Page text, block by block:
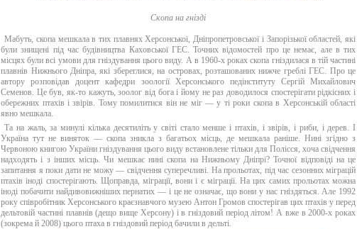
Скопа на гнізді
Мабуть, скопа мешкала в тих плавнях Херсонської, Дніпропетровської і Запорізької областей, які
були знищені під час будівництва Каховської ГЕС. Точних відомостей про це немає, але в тих
місцях були всі умови для гніздування цього виду. А в 1960-х роках скопа гніздилася в тій частині
плавнів Нижнього Дніпра, які збереглися, на островах, розташованих нижче греблі ГЕС. Про це
автору розповідав доцент кафедри зоології Херсонського педінституту Сергій Михайлович
Семенов. Це був, як-то кажуть, зоолог від бога і йому не раз доводилося спостерігати рідкісних і
обережних птахів і звірів. Тому помилитися він не міг — у ті роки скопа в Херсонській області
явно мешкала.
Та на жаль, за минулі кілька десятиліть у світі стало менше і птахів, і звірів, і риби, і дерев. І
Україна тут не виняток — скопа зникла з багатьох місць, де мешкала раніше. Нині згідно з
Червоною книгою України гніздування цього виду встановлене тільки для Полісся, хоча свідчення
надходять і з інших місць. Чи мешкає нині скопа на Нижньому Дніпрі? Точної відповіді на це
запитання я поки дати не можу — свідчення суперечливі. На прольотах, під час сезонних міграцій
птахів іноді спостерігають. Щоправда, міграції, вони і є міграції. На цих самих прольотах можна
іноді побачити найдивовижніших пернатих — і це не означає, що вони у нас гніздяться. Але 1992
року співробітник Херсонського краєзнавчого музею Антон Громов спостерігав цих птахів у перед
дельтовій частині плавнів (дещо вище Херсону) і в гніздовий період літом! А вже в 2000-х роках
(зокрема й 2008) цього птаха в гніздовий період бачили в дельті.